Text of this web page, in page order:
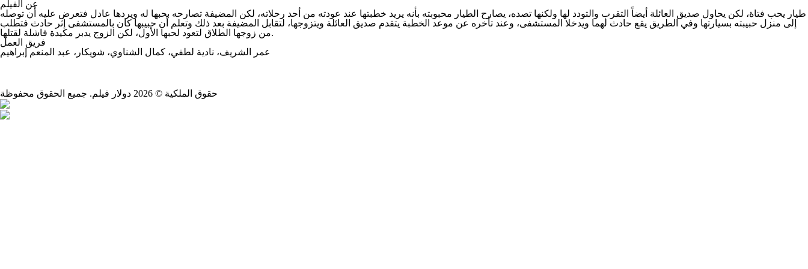
عن الفيلم
طيار يحب فتاة، لكن يحاول صديق العائلة أيضاً التقرب والتودد لها ولكنها تصده، يصارح الطيار محبوبته بأنه يريد خطبتها عند عودته من أحد رحلاته، لكن المضيفة تصارحه بحبها له ويردها عادل فتعرض عليه أن توصله
إلى منزل حبيبته بسيارتها وفي الطريق يقع حادث لهما ويدخلا المستشفى، وعند تأخره عن موعد الخطبة يتقدم صديق العائلة ويتزوجها، لتقابل المضيفة بعد ذلك وتعلم أن حبيبها كان بالمستشفى إثر حادث فتطلب
من زوجها الطلاق لتعود لحبها الأول، لكن الزوج يدبر مكيدة فاشلة لقتلها.
فريق العمل
عمر الشريف، نادية لطفي، كمال الشناوي، شويكار، عبد المنعم إبراهيم
حقوق الملكية ©